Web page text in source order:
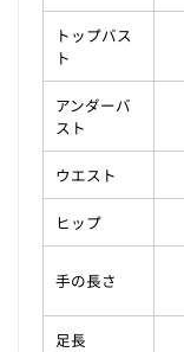
トップバス
ト
アンダーバ
スト
ウエスト
ヒップ
手の長さ
足長